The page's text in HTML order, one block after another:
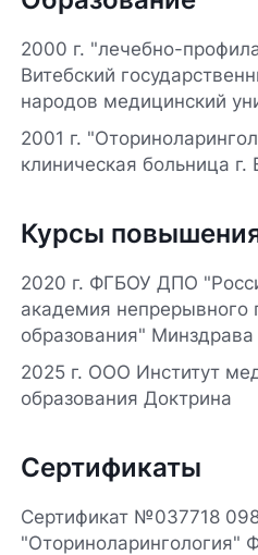
2000 г. "лечебно-
Витебский
народов медицинский
2001 г.
клиническая больница г.
Курсы
2020 г. ФГБОУ ДПО
академия непрерывного
образования"
2025 г. ООО Институт
образования Доктрина
Сертификаты
Сертификат №037718
"Оториноларингология"